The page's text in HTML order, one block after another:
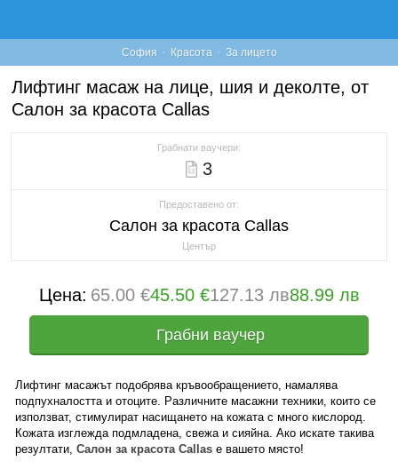
София · Красота · За лицето
Лифтинг масаж на лице, шия и деколте, от
Салон за красота Callas
Грабнати ваучери:
3
Предоставено от:
Салон за красота Callas
Център
Цена: 65.00 €45.50 €127.13 лв88.99 лв
Грабни ваучер
Лифтинг масажът подобрява кръвообращението, намалява
подпухналостта и отоците. Различните масажни техники, които се
използват, стимулират насищането на кожата с много кислород.
Кожата изглежда подмладена, свежа и сияйна. Ако искате такива
резултати, Салон за красота Callas е вашето място!